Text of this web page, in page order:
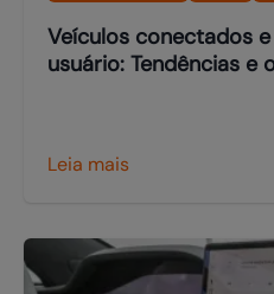
Veículos conectados
usuário: Tendências e
Leia mais